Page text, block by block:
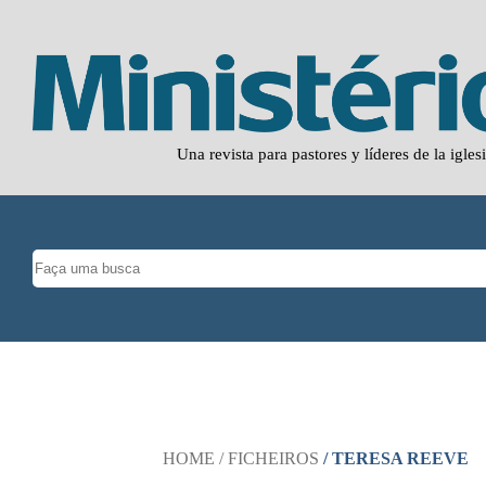
Una revista para pastores y líderes de la
HOME / FICHEIROS / TERESA REEVE